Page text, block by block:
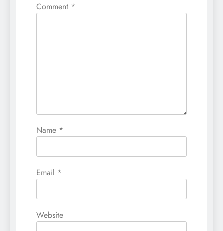
Comment *
Name *
Email *
Website